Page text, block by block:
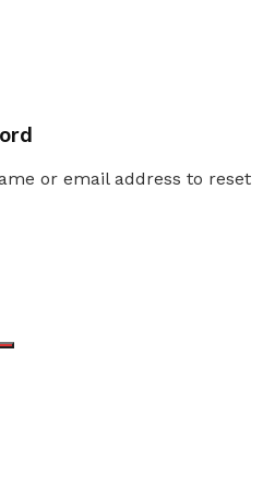
or email address to reset